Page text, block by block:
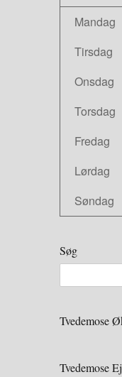
Mandag
Tirsdag
Onsdag
Torsdag
Fredag
Lørdag
Søndag
Søg
Tvedemose
Tvedemose